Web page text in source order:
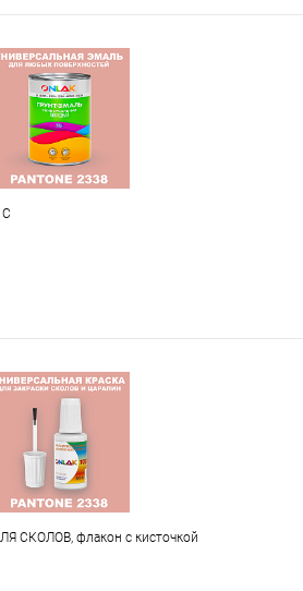
СКОЛОВ, флакон с кисточкой